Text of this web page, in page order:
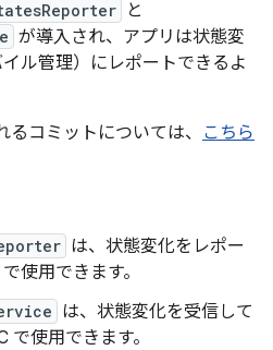
と
が導入され、アプリは状態変
ル管理）にレポートできるよ
コミットについては、 こちら
は、状態変化をレポー
使用できます。
は、状態変化を受信して
で使用できます。